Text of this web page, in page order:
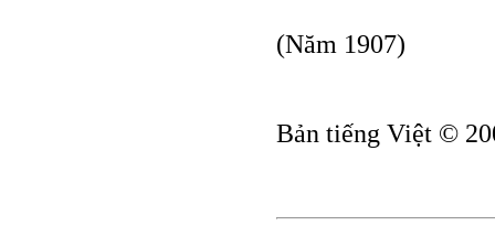
(Năm 1907)
Bản tiếng Việt ©